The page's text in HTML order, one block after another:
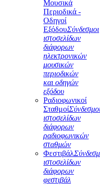
Μουσικά
Περιοδικά -
Οδηγοί
ΕξόδουΣύνδεσμοι
ιστοσελίδων
διάφορων
ηλεκτρονικών
μουσικών
περιοδικών
και οδηγών
εξόδου
Ραδιοφωνικοί
Σταθμοί
ιστοσελίδων
διάφορων
ραδιοφωνικών
σταθμών
Φεστιβάλ
ιστοσελίδων
διάφορων
φεστιβάλ